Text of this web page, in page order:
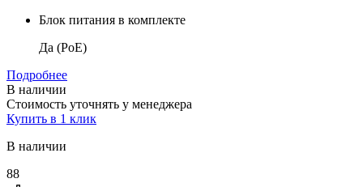
Блок питания в комплекте
Да (PoE)
Подробнее
В наличии
Стоимость уточнять у менеджера
Купить в 1 клик
В наличии
88